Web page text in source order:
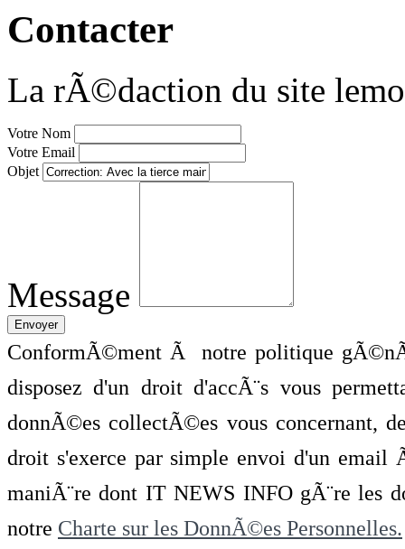
Contacter
La rÃ©daction du site
Votre Nom
Votre Email
Objet
Message
ConformÃ©ment Ã notre politique
disposez d'un droit d'accÃ¨s vous
donnÃ©es collectÃ©es vous concernant,
droit s'exerce par simple envoi d'un
maniÃ¨re dont IT NEWS INFO gÃ¨re les
notre Charte sur les DonnÃ©es Personnelles.